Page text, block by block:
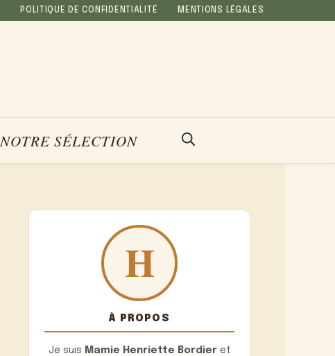
POLITIQUE DE CONFIDENTIALITÉ MENTIONS LÉGALES
NOTRE SÉLECTION
À PROPOS
Je suis Mamie Henriette Bordieret